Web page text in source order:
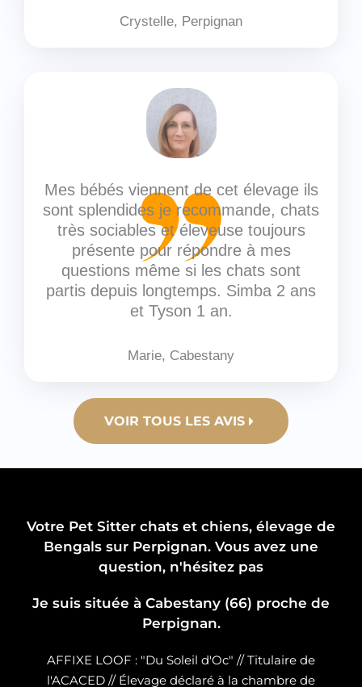
Crystelle, Perpignan
Mes bébés viennent de cet élevage ils
sont splendides je recommande, chats
très sociables et éleveuse toujours
présente pour répondre à mes
questions même si les chats sont
partis depuis longtemps. Simba 2 ans
et Tyson 1 an.
Marie, Cabestany
VOIR TOUS LES AVIS
Votre Pet Sitter chats et chiens, élevage de
Bengals sur Perpignan. Vous avez une
question, n'hésitez pas
Je suis située à Cabestany (66) proche de
Perpignan.
AFFIXE LOOF : "Du Soleil d'Oc" // Titulaire de
l'ACACED // Élevage déclaré à la chambre de